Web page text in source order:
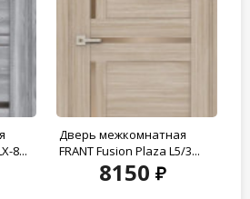
8...
Дверь межкомнатная
FRANT Fusion Plaza L5/3...
8150